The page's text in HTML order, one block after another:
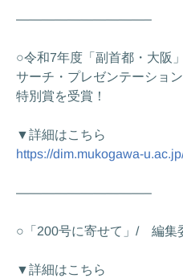
——————————–
○令和7年度「副首都・大阪
サーチ・プレゼンテーショ
特別賞を受賞！
▼詳細はこちら
https://dim.mukogawa-
——————————–
○「200号に寄せて」/ 編集
▼詳細はこちら